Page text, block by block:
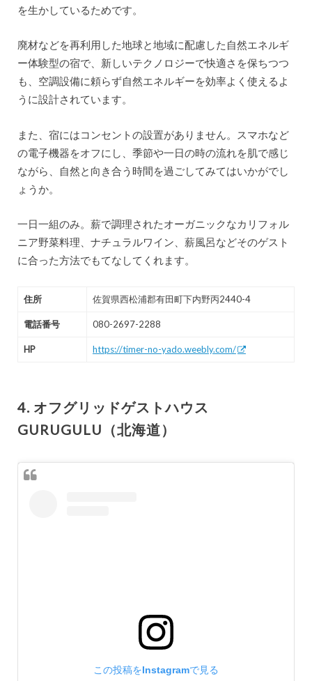
を生かしているためです。
廃材などを再利用した地球と地域に配慮した自然エネルギ
ー体験型の宿で、新しいテクノロジーで快適さを保ちつつ
も、空調設備に頼らず自然エネルギーを効率よく使えるよ
うに設計されています。
また、宿にはコンセントの設置がありません。スマホなど
の電子機器をオフにし、季節や一日の時の流れを肌で感じ
ながら、自然と向き合う時間を過ごしてみてはいかがでし
ょうか。
一日一組のみ。薪で調理されたオーガニックなカリフォル
ニア野菜料理、ナチュラルワイン、薪風呂などそのゲスト
に合った方法でもてなしてくれます。
住所 佐賀県西松浦郡有田町下内野丙2440-4
電話番号 080-2697-2288
HP https://timer-no-yado.weebly.com/
4. オフグリッドゲストハウス
GURUGULU（北海道）
この投稿をInstagramで見る